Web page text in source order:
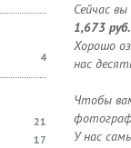
4
21
17
Сейчас
1,673 руб.
Хорошо
нас
Чтобы
У нас